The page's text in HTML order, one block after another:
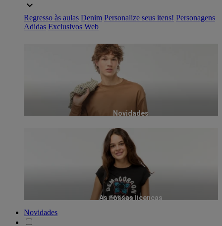
Regresso às aulas Denim Personalize seus itens! Personagens
Adidas Exclusivos Web
Novidades
As nossas licenças
Novidades